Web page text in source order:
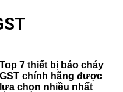
Top 7 thiết bị báo cháy
GST chính hãng được
lựa chọn nhiều nhất